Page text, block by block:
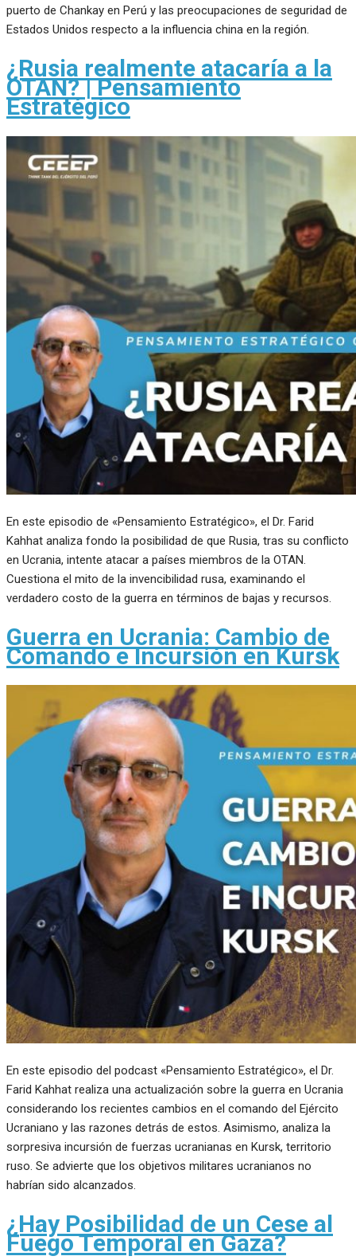
puerto de Chankay en Perú y las preocupaciones de seguridad de
Estados Unidos respecto a la influencia china en la región.
¿Rusia realmente atacaría a la
OTAN? | Pensamiento
Estratégico
En este episodio de «Pensamiento Estratégico», el Dr. Farid
Kahhat analiza fondo la posibilidad de que Rusia, tras su conflicto
en Ucrania, intente atacar a países miembros de la OTAN.
Cuestiona el mito de la invencibilidad rusa, examinando el
verdadero costo de la guerra en términos de bajas y recursos.
Guerra en Ucrania: Cambio de
Comando e Incursión en Kursk
En este episodio del podcast «Pensamiento Estratégico», el Dr.
Farid Kahhat realiza una actualización sobre la guerra en Ucrania
considerando los recientes cambios en el comando del Ejército
Ucraniano y las razones detrás de estos. Asimismo, analiza la
sorpresiva incursión de fuerzas ucranianas en Kursk, territorio
ruso. Se advierte que los objetivos militares ucranianos no
habrían sido alcanzados.
¿Hay Posibilidad de un Cese al
Fuego Temporal en Gaza?